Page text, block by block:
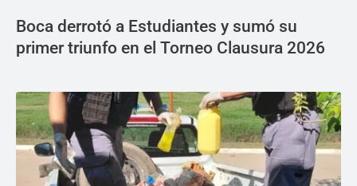
Boca derrotó a Estudiantes y sumó su
primer triunfo en el Torneo Clausura 2026